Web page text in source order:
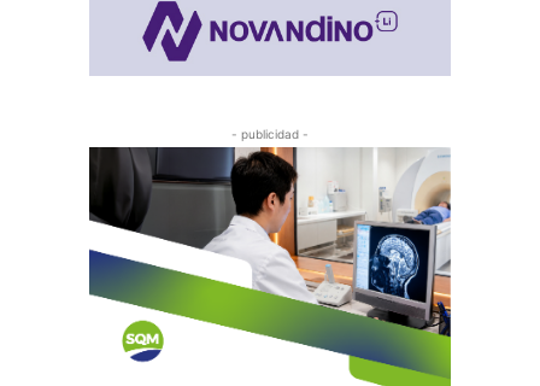
- publicidad -